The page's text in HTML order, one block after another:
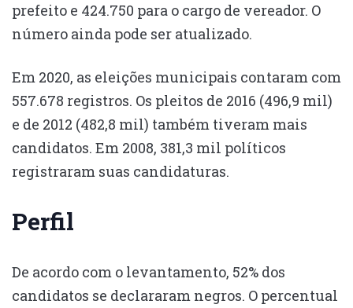
prefeito e 424.750 para o cargo de vereador. O
número ainda pode ser atualizado.
Em 2020, as eleições municipais contaram com
557.678 registros. Os pleitos de 2016 (496,9 mil)
e de 2012 (482,8 mil) também tiveram mais
candidatos. Em 2008, 381,3 mil políticos
registraram suas candidaturas.
Perfil
De acordo com o levantamento, 52% dos
candidatos se declararam negros. O percentual